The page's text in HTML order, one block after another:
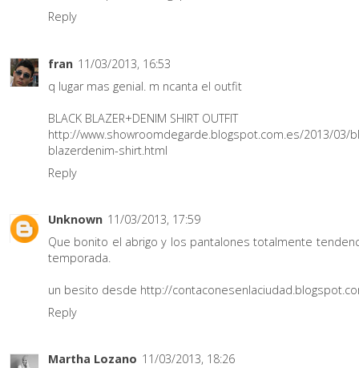
Reply
fran 11/03/2013, 16:53
q lugar mas genial. m ncanta el outfit
BLACK BLAZER+DENIM SHIRT OUTFIT
http://www.showroomdegarde.blogspot.com.es/2013/03/
blazerdenim-shirt.html
Reply
Unknown 11/03/2013, 17:59
Que bonito el abrigo y los pantalones totalmente
temporada.
un besito desde http://
Reply
Martha Lozano 11/03/2013, 18:26